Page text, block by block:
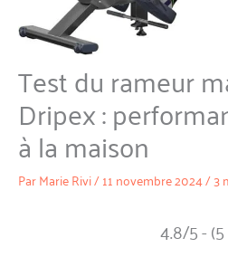
Test du rameur
Dripex :
à la maison
ParMarie Rivi/11 novembre 2024/3
4.8/5 -